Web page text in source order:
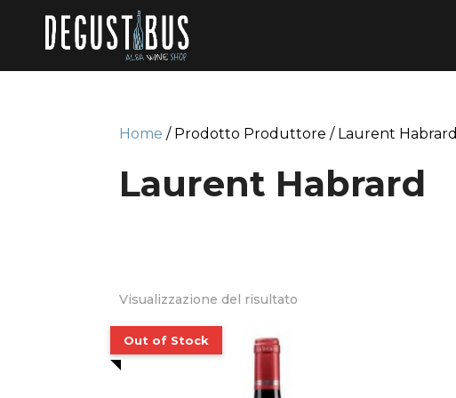
Home / Prodotto Produttore / Laurent Habrard
Laurent Habrard
Visualizzazione del risultato